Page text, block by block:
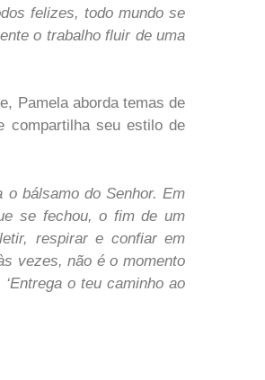
felizes, todo mundo se
o trabalho fluir de uma
Pamela aborda temas de
compartilha seu estilo de
o bálsamo do Senhor. Em
se fechou, o fim de um
respirar e confiar em
vezes, não é o momento
o teu caminho ao